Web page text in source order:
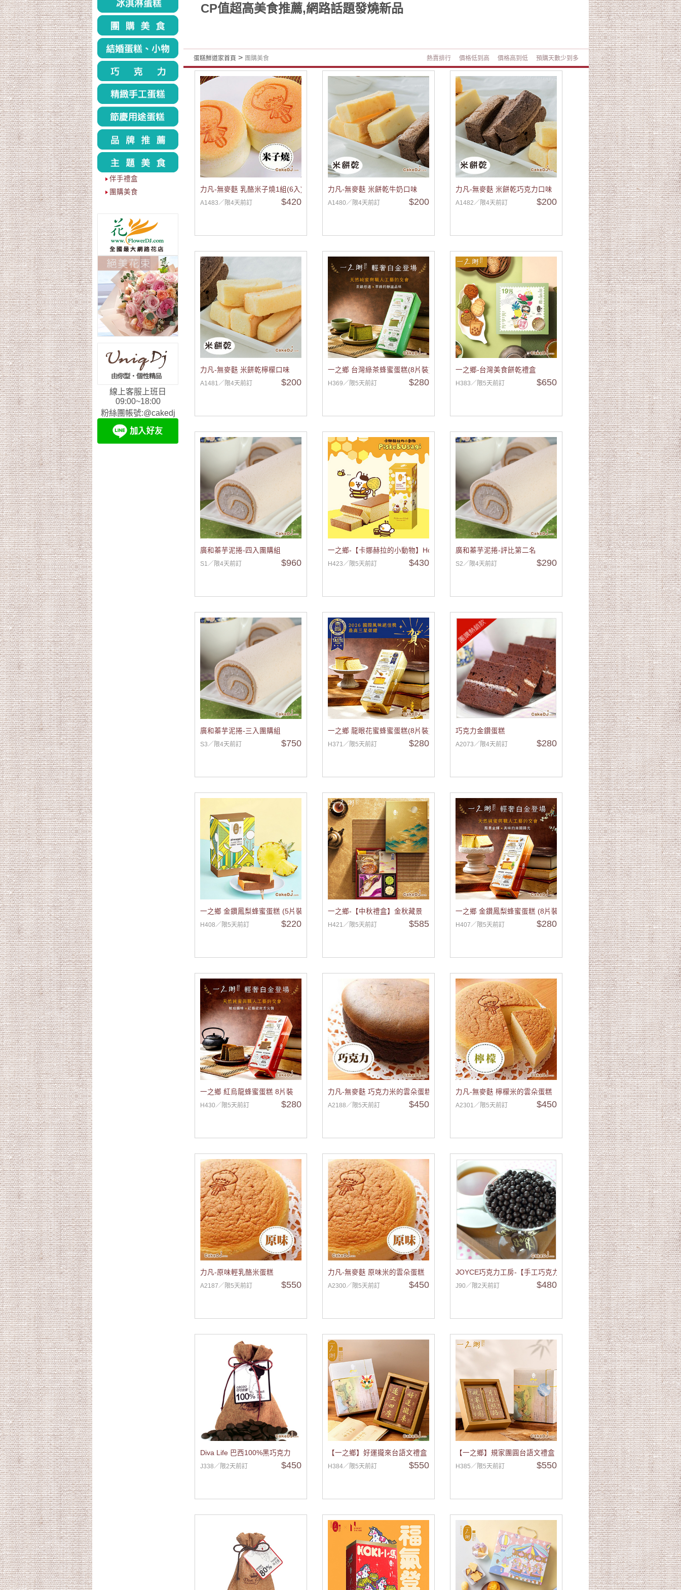
伴手禮盒
團購美食
線上客服上班日
09:00~18:00
粉絲團帳號:@cakedj
CP值超高美食推薦,網路話題發燒新品
蛋糕鮮道家首頁 > 團購美食 熱賣排行 價格低到高 價格高到低 預購天數少到多
力凡-無麥麩 乳酪米子燒1組(6入)
A1483／限4天前訂 $420
力凡-無麥麩 米餅乾牛奶口味
A1480／限4天前訂 $200
力凡-無麥麩 米餅乾巧克力口味
A1482／限4天前訂 $200
力凡-無麥麩 米餅乾檸檬口味
A1481／限4天前訂 $200
一之鄉 台灣綠茶蜂蜜蛋糕(8片裝)
H369／限5天前訂 $280
一之鄉-台灣美食餅乾禮盒
H383／限5天前訂 $650
廣和蓁芋泥捲-四入團購組
S1／限4天前訂 $960
一之鄉-【卡娜赫拉的小動物】HoneyBee甜心禮盒
H423／限5天前訂 $430
廣和蓁芋泥捲-評比第二名
S2／限4天前訂 $290
廣和蓁芋泥捲-三入團購組
S3／限4天前訂 $750
一之鄉 龍眼花蜜蜂蜜蛋糕(8片裝)
H371／限5天前訂 $280
巧克力金鑽蛋糕
A2073／限4天前訂 $280
一之鄉 金鑽鳳梨蜂蜜蛋糕 (5片裝)
H408／限5天前訂 $220
一之鄉-【中秋禮盒】金秋藏景
H421／限5天前訂 $585
一之鄉 金鑽鳳梨蜂蜜蛋糕 (8片裝)
H407／限5天前訂 $280
一之鄉 紅烏龍蜂蜜蛋糕 8片裝
H430／限5天前訂 $280
力凡-無麥麩 巧克力米的雲朵蛋糕
A2188／限5天前訂 $450
力凡-無麥麩 檸檬米的雲朵蛋糕
A2301／限5天前訂 $450
力凡-原味輕乳酪米蛋糕
A2187／限5天前訂 $550
力凡-無麥麩 原味米的雲朵蛋糕
A2300／限5天前訂 $450
JOYCE巧克力工房-【手工巧克力珍珠米-小包裝】25g/包
J90／限2天前訂 $480
Diva Life 巴西100%黑巧克力
J338／限2天前訂 $450
【一之鄉】好運攏來台語文禮盒
H384／限5天前訂 $550
【一之鄉】規家團圓台語文禮盒
H385／限5天前訂 $550